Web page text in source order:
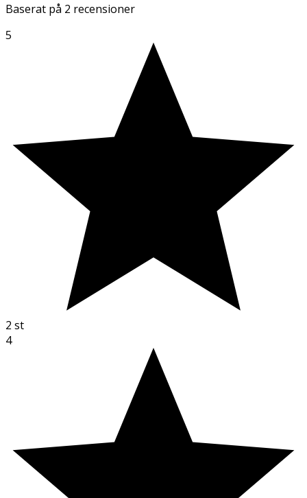
Baserat på 2 recensioner
5
2 st
4